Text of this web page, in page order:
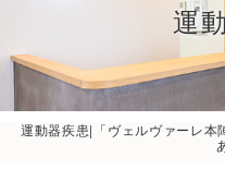
運
運動器疾患|「ヴェルヴァーレ本